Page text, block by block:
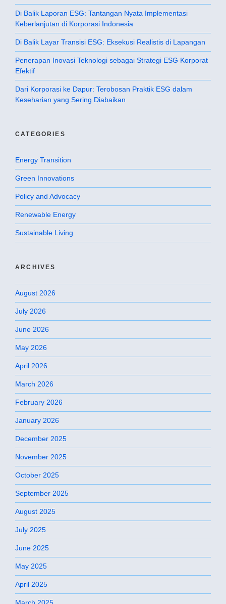
Di Balik Laporan ESG: Tantangan Nyata Implementasi
Keberlanjutan di Korporasi Indonesia
Di Balik Layar Transisi ESG: Eksekusi Realistis di Lapangan
Penerapan Inovasi Teknologi sebagai Strategi ESG Korporat
Efektif
Dari Korporasi ke Dapur: Terobosan Praktik ESG dalam
Keseharian yang Sering Diabaikan
CATEGORIES
Energy Transition
Green Innovations
Policy and Advocacy
Renewable Energy
Sustainable Living
ARCHIVES
August 2026
July 2026
June 2026
May 2026
April 2026
March 2026
February 2026
January 2026
December 2025
November 2025
October 2025
September 2025
August 2025
July 2025
June 2025
May 2025
April 2025